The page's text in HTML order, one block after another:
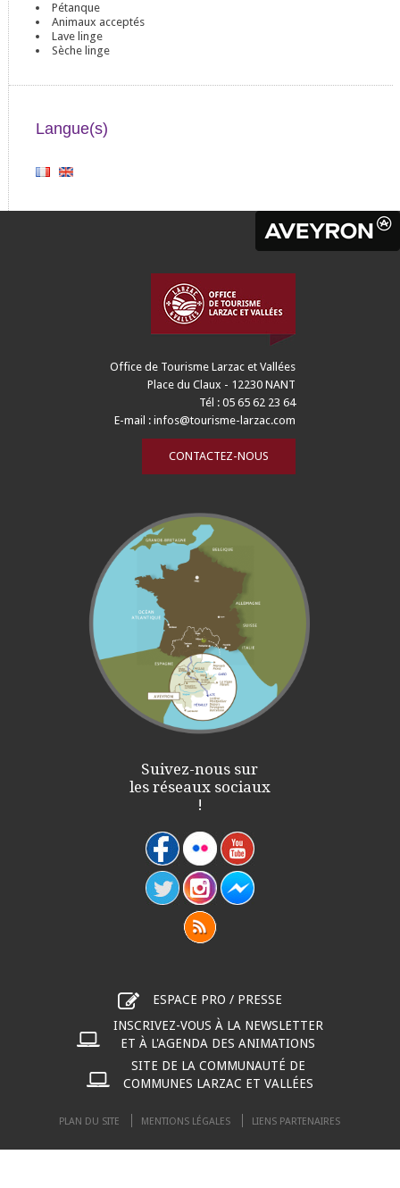
Pétanque
Animaux acceptés
Lave linge
Sèche linge
Langue(s)
Office de Tourisme Larzac et Vallées
Place du Claux - 12230 NANT
Tél : 05 65 62 23 64
E-mail :infos@tourisme-larzac.com
CONTACTEZ-NOUS
Suivez-nous sur
les réseaux sociaux
!
ESPACE PRO / PRESSE
INSCRIVEZ-VOUS À LA NEWSLETTER
ET À L'AGENDA DES ANIMATIONS
SITE DE LA COMMUNAUTÉ DE
COMMUNES LARZAC ET VALLÉES
PLAN DU SITE MENTIONS LÉGALES LIENS PARTENAIRES